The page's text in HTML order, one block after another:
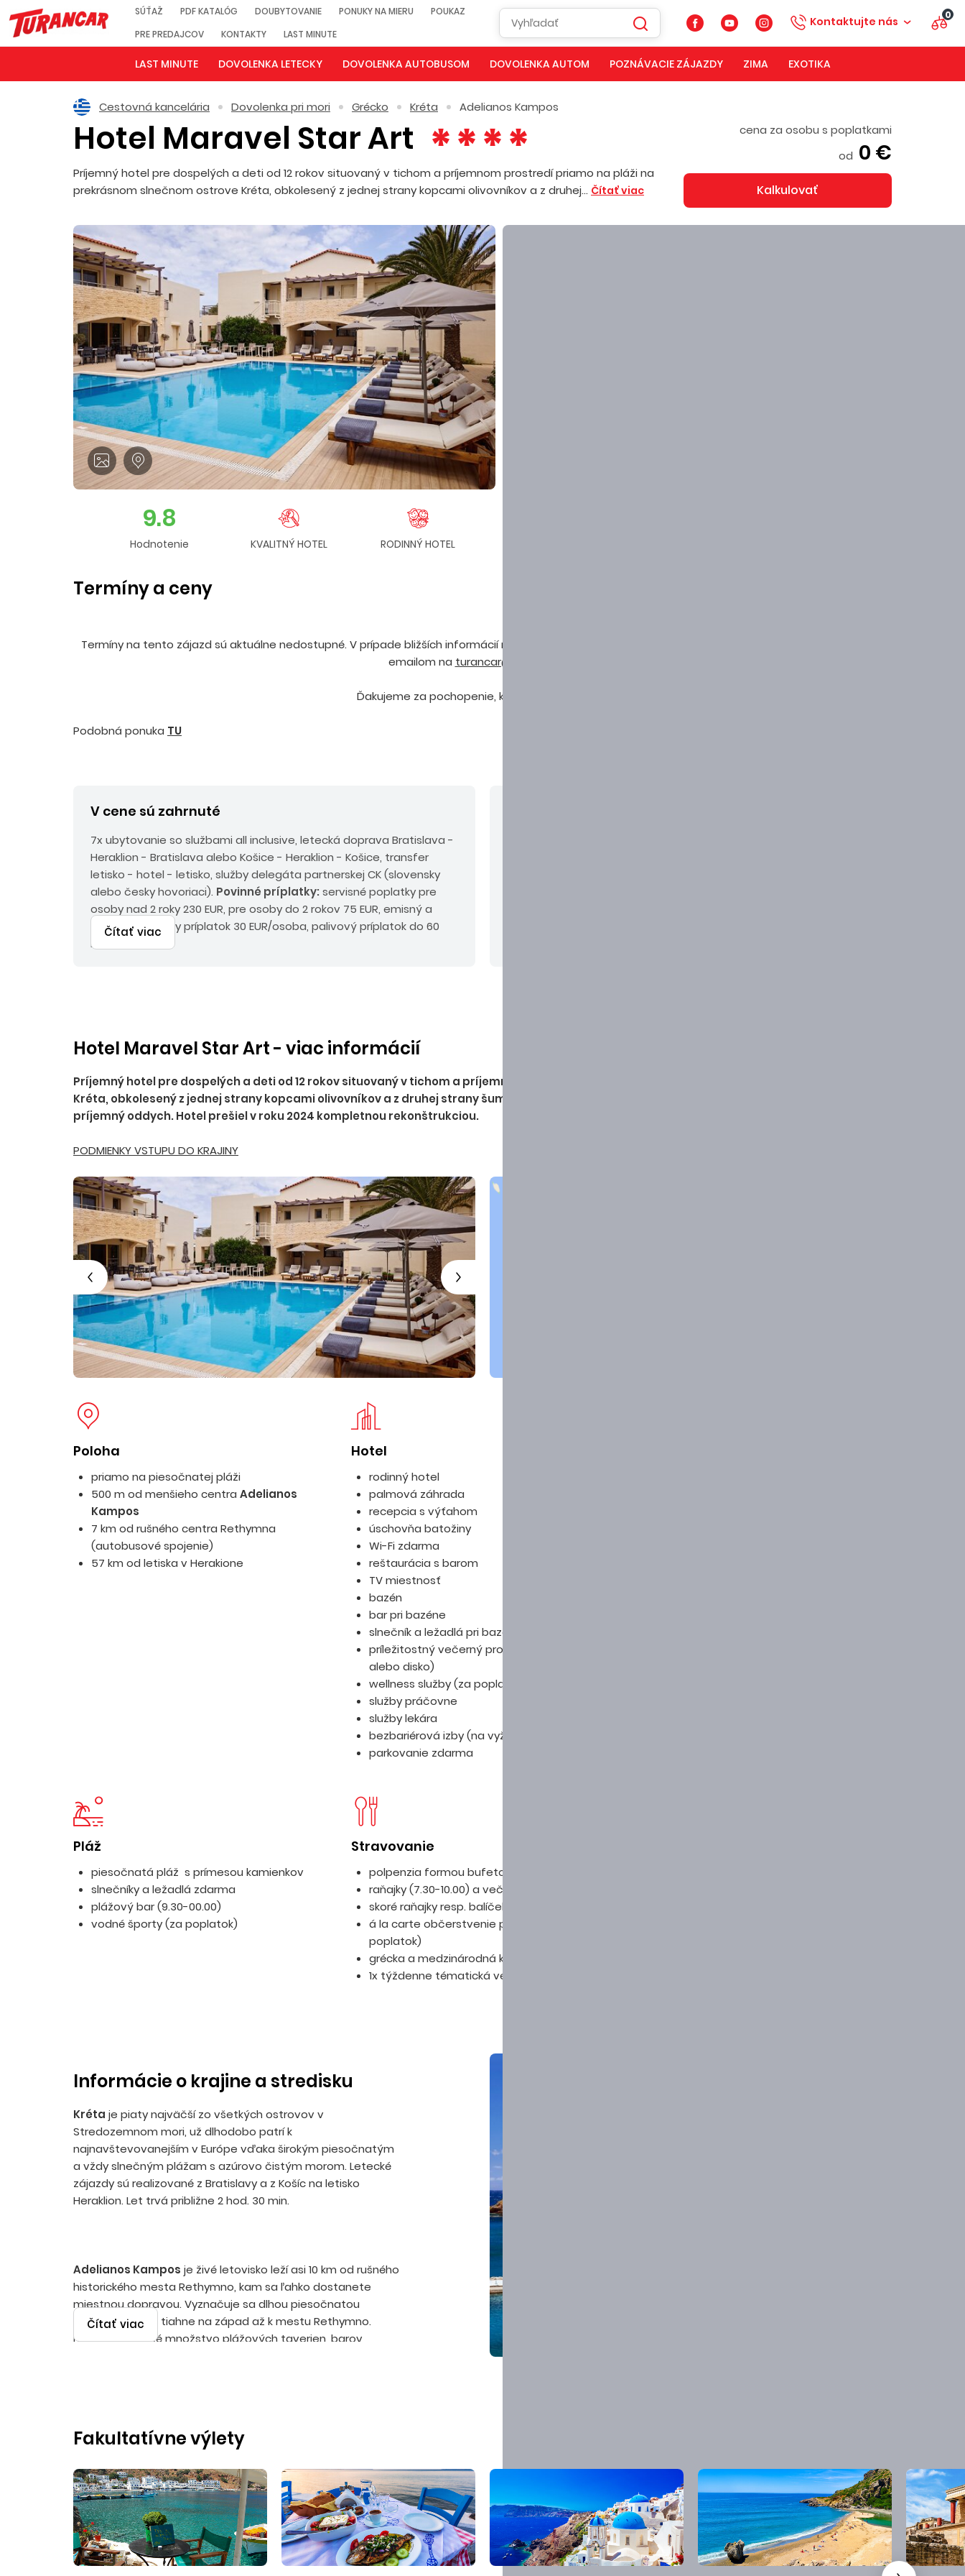
SÚŤAŽ PDF KATALÓG DOUBYTOVANIE PONUKY NA MIERU
POUKAZ
PRE PREDAJCOV
KONTAKTY LAST MINUTE
Kontaktujte nás 0
LAST MINUTE DOVOLENKA LETECKY DOVOLENKA AUTOBUSOM DOVOLENKA AUTOM POZNÁVACIE ZÁJAZDY ZIMA EXOTIKA
Cestovná kancelária Dovolenka pri mori Grécko Kréta Adelianos Kampos
Hotel Maravel Star Art
Príjemný hotel pre dospelých a deti od 12 rokov situovaný v tichom a príjemnom prostredí priamo na pláži na
prekrásnom slnečnom ostrove Kréta, obkolesený z jednej strany kopcami olivovníkov a z druhej... Čítať viac
cena za osobu s poplatkami
od 0 €
Kalkulovať
9.8
Hodnotenie KVALITNÝ HOTEL RODINNÝ HOTEL
Termíny a ceny
Termíny na tento zájazd sú aktuálne nedostupné. V prípade bližších informácií nás môžete kontaktovať na telefónnom čísle +421 37 655 00 11/12 alebo
emailom na turancar@turancar.sk
Ďakujeme za pochopenie, kolektív CK Turancar.
Podobná ponuka TU
V cene sú zahrnuté
7x ubytovanie so službami all inclusive, letecká doprava Bratislava -
Heraklion - Bratislava alebo Košice - Heraklion - Košice, transfer
letisko - hotel - letisko, služby delegáta partnerskej CK (slovensky
alebo česky hovoriaci). Povinné príplatky:servisné poplatky pre
osoby nad 2 roky 230 EUR, pre osoby do 2 rokov 75 EUR, emisný a
environmentálny príplatok 30 EUR/osoba, palivový príplatok do 60
Eur.
Čítať viac
Hotel Maravel Star Art - viac informácií
Príjemný hotel pre dospelých a deti od 12 rokov situovaný v tichom a príjemnom prostredí priamo na pláži na prekrásnom slnečnom ostrove
Kréta, obkolesený z jednej strany kopcami olivovníkov a z druhej strany šumiacim morom, ponúka klientom nezabudnuteľnú dovolenku a
príjemný oddych. Hotel prešiel v roku 2024 kompletnou rekonštrukciou.
PODMIENKY VSTUPU DO KRAJINY
Poloha
priamo na piesočnatej pláži
500 m od menšieho centra Adelianos
Kampos
7 km od rušného centra Rethymna
(autobusové spojenie)
57 km od letiska v Herakione
Hotel
rodinný hotel
palmová záhrada
recepcia s výťahom
úschovňa batožiny
Wi-Fi zdarma
reštaurácia s barom
TV miestnosť
bazén
bar pri bazéne
slnečník a ležadlá pri bazéne
príležitostný večerný program (grécky večer
alebo disko)
wellness služby (za poplatok)
služby práčovne
služby lekára
bezbariérová izby (na vyžiadanie)
parkovanie zdarma
Pláž
piesočnatá pláž s prímesou kamienkov
slnečníky a ležadlá zdarma
plážový bar (9.30-00.00)
vodné športy (za poplatok)
Stravovanie
polpenzia formou bufetových stolov
raňajky (7.30-10.00) a večere (19.00-21.00)
skoré raňajky resp. balíček (na vyžiadanie)
á la carte občerstvenie počas dňa (za
poplatok)
grécka a medzinárodná kuchyňa
1x týždenne tématická večera
Informácie o krajine a stredisku
Kréta je piaty najväčší zo všetkých ostrovov v
Stredozemnom mori, už dlhodobo patrí k
najnavštevovanejším v Európe vďaka širokým piesočnatým
a vždy slnečným plážam s azúrovo čistým morom. Letecké
zájazdy sú realizované z Bratislavy a z Košíc na letisko
Heraklion. Let trvá približne 2 hod. 30 min.
Adelianos Kampos je živé letovisko leží asi 10 km od rušného
historického mesta Rethymno, kam sa ľahko dostanete
miestnou dopravou. Vyznačuje sa dlhou piesočnatou
plážou, ktorá sa tiahne na západ až k mestu Rethymno.
Nájdete tu veľké množstvo plážových taverien, barov,
Čítať viac
Fakultatívne výlety